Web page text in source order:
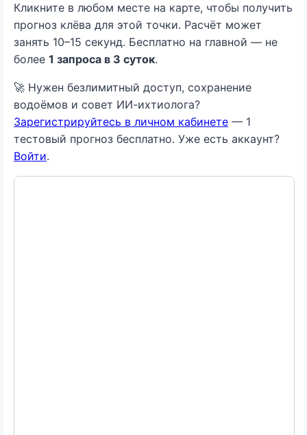
Кликните в любом месте на карте, чтобы получить
прогноз клёва для этой точки. Расчёт может
занять 10–15 секунд. Бесплатно на главной — не
более 1 запроса в 3 суток.
🚀 Нужен безлимитный доступ, сохранение
водоёмов и совет ИИ-ихтиолога?
Зарегистрируйтесь в личном кабинете — 1
тестовый прогноз бесплатно. Уже есть аккаунт?
Войти.